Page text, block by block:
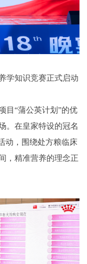
学知识竞赛正式启动
目“蒲公英计划”的优
。在皇家特设的冠名
动，围绕处方粮临床
，精准营养的理念正